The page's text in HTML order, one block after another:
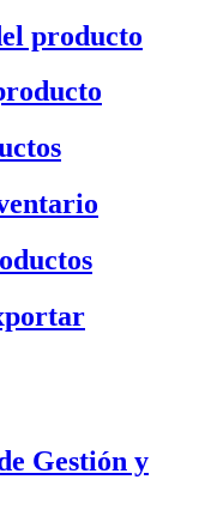
producto
Gestión y